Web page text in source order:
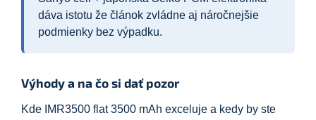
dáva istotu že článok zvládne aj náročnejšie
podmienky bez výpadku.
Výhody a na čo si dať pozor
Kde IMR3500 flat 3500 mAh exceluje a kedy by ste